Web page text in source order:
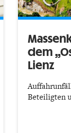
dem
Lienz
Beteiligten